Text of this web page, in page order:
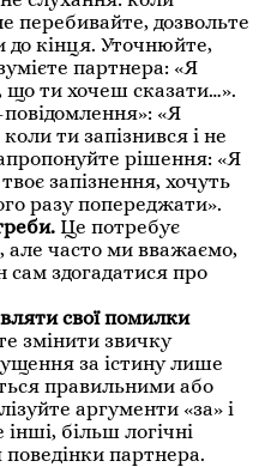
перебивайте, дозвольте
до кінця. Уточнюйте,
партнера: «Я
ти хочеш сказати…».
«Я
ти запізнився і не
рішення: «Я
запізнення, хочуть
разу попереджати».
Це потребує
але часто ми вважаємо,
здогадатися про
свої помилки
змінити звичку
за істину лише
правильними або
аргументи «за» і
більш логічні
партнера.